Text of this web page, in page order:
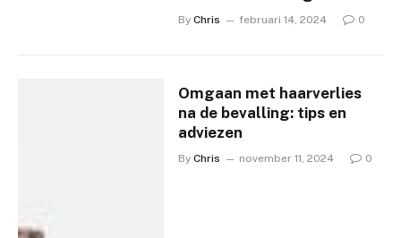
By Chris februari 14, 2024 0
Omgaan met haarverlies
na de bevalling: tips en
adviezen
By Chris november 11, 2024 0